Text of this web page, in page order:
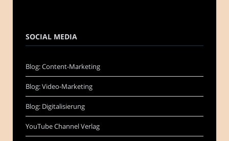
SOCIAL MEDIA
Blog: Content-Marketing
Blog: Video-Marketing
Blog: Digitalisierung
YouTube Channel Verlag